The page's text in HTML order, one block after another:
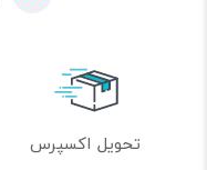
تحویل اکسپرس